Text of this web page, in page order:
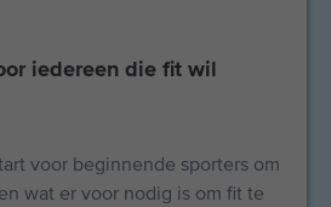
iedereen die fit wil
voor beginnende sporters om
wat er voor nodig is om fit te